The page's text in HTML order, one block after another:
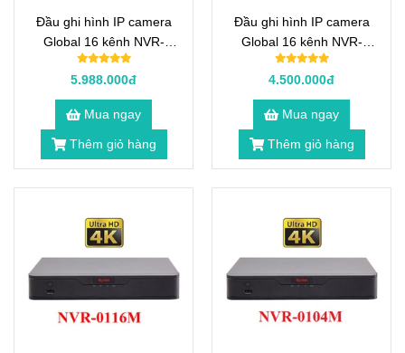
Đầu ghi hình IP camera
Global 16 kênh NVR-
0232M-2L
5.988.000đ
Mua ngay
Thêm giỏ hàng
Đầu ghi hình IP camera
Global 16 kênh NVR-
0216M
4.500.000đ
Mua ngay
Thêm giỏ hàng